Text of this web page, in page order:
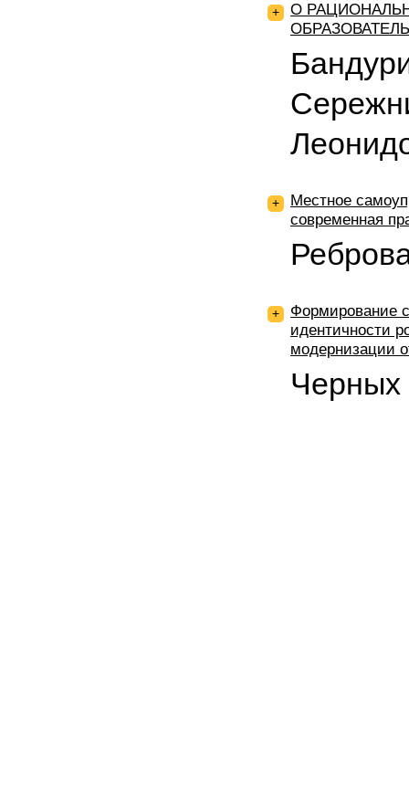
+
О
+
Местное
современная
+
Формирование
идентичности
модернизации
Черных